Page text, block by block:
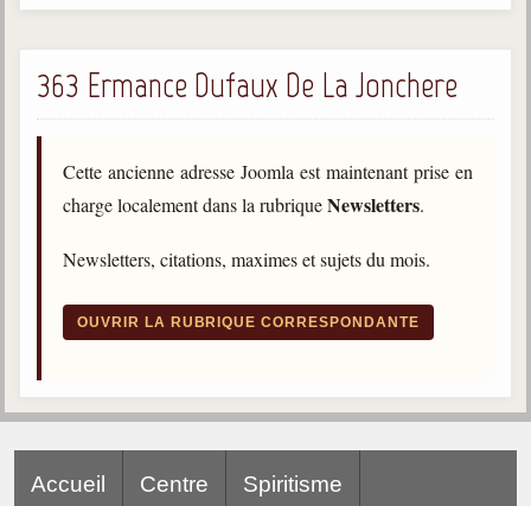
Les hommes
Les fondateurs
Allan Kardec
1846-1927
Gabriel Delanne
Chico Xavier
1910-2002
1927-2025
Bibliothèque
363 Ermance Dufaux De La Jonchere
Cette ancienne adresse Joomla est maintenant prise en
charge localement dans la rubriqueNewsletters.
Newsletters, citations, maximes et sujets du mois.
OUVRIR LA RUBRIQUE CORRESPONDANTE
Accueil Centre Spiritisme